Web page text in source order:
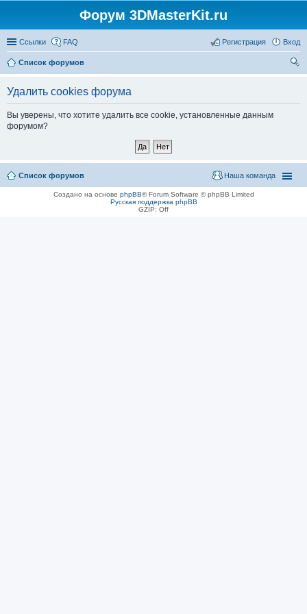
Форум 3DMasterKit.ru
Ссылки FAQ Вход
Регистрация
Список форумов
Удалить cookies форума
Вы уверены, что хотите удалить все cookie, установленные данным
форумом?
Список форумов Наша команда
Создано на основе phpBB® Forum Software © phpBB Limited
Русская поддержка phpBB
GZIP: Off